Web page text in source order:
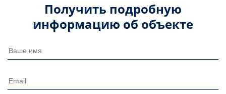
Получить подробную
информацию об объекте